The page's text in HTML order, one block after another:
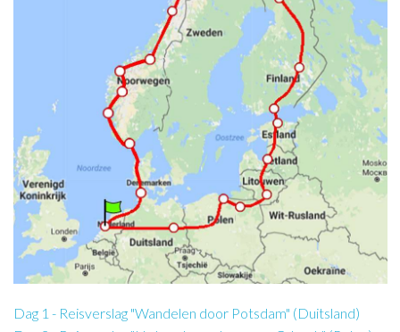
Dag 1 - Reisverslag "Wandelen door Potsdam" (Duitsland)